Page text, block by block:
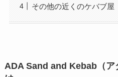
その他の近くのケバブ屋
ADA Sand and Kebab（ア